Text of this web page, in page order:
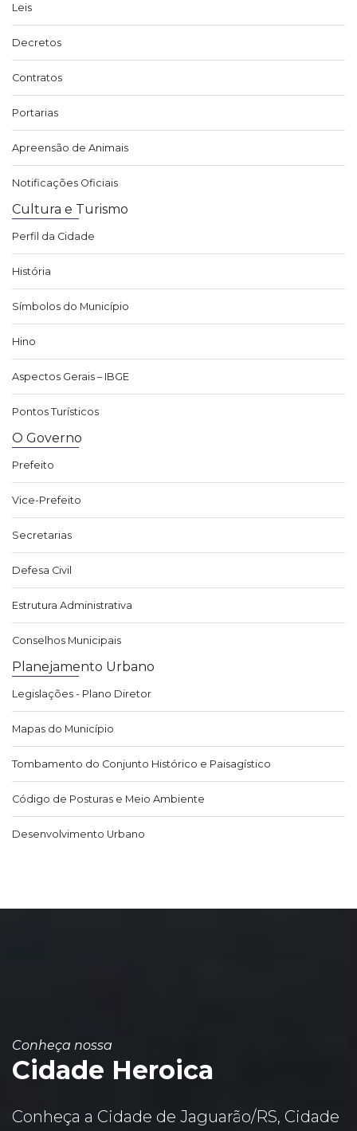
Leis
Decretos
Contratos
Portarias
Apreensão de Animais
Notificações Oficiais
Cultura e Turismo
Perfil da Cidade
História
Símbolos do Município
Hino
Aspectos Gerais – IBGE
Pontos Turísticos
O Governo
Prefeito
Vice-Prefeito
Secretarias
Defesa Civil
Estrutura Administrativa
Conselhos Municipais
Planejamento Urbano
Legislações - Plano Diretor
Mapas do Município
Tombamento do Conjunto Histórico e Paisagístico
Código de Posturas e Meio Ambiente
Desenvolvimento Urbano
Conheça nossa
Cidade Heroica
Conheça a Cidade de Jaguarão/RS, Cidade